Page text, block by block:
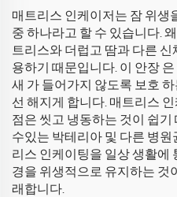
매트리스 인케이저는 잠 위생
중 하나라고 할 수 있습니다.
트리스와 더럽고 땀과 다른
용하기 때문입니다. 이 안장
새 가 들어가지 않도록 보호
선 해지게 합니다. 매트리스
점은 씻고 냉동하는 것이 쉽
수있는 박테리아 및 다른 병
리스 인케이팅을 일상 생활에
경을 위생적으로 유지하는 것
래합니다.